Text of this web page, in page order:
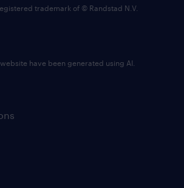
trademark of © Randstad N.V.
have been generated using AI.